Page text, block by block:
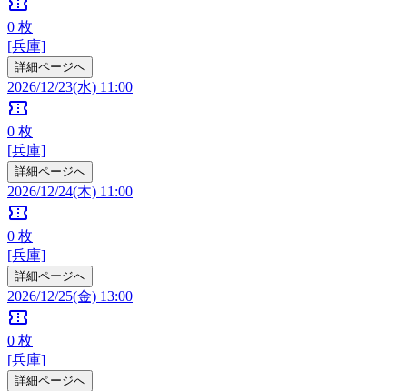
0 枚
[兵庫]
詳細ページへ
2026/12/23(水) 11:00
confirmation_number
0 枚
[兵庫]
詳細ページへ
2026/12/24(木) 11:00
confirmation_number
0 枚
[兵庫]
詳細ページへ
2026/12/25(金) 13:00
confirmation_number
0 枚
[兵庫]
詳細ページへ